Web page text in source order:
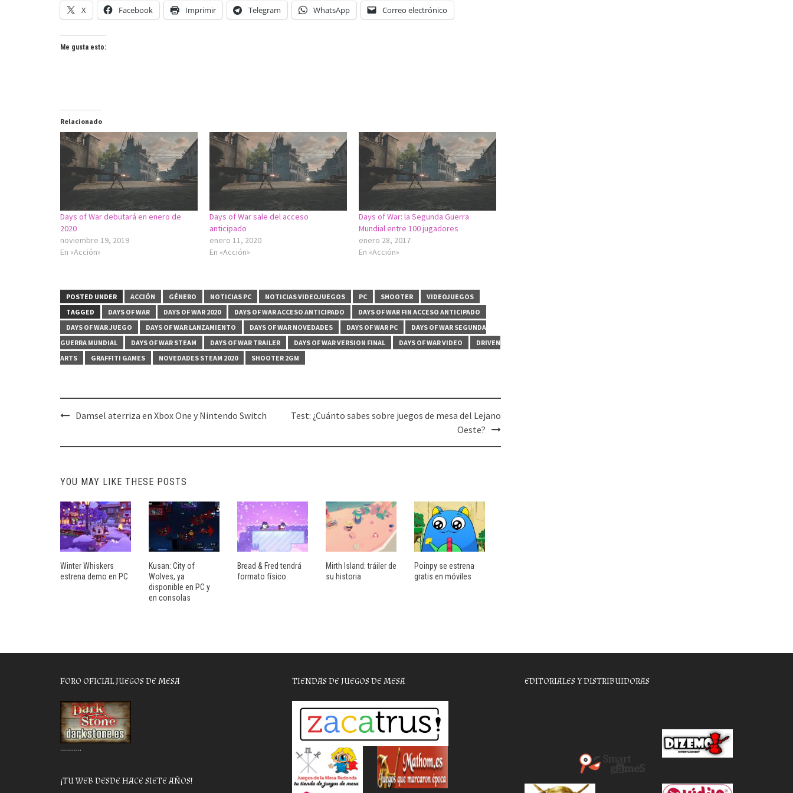
X Facebook Imprimir Telegram WhatsApp Correo electrónico
Me gusta esto:
Relacionado
Days of War debutará en enero de
2020
noviembre 19, 2019
En «Acción»
Days of War sale del acceso
anticipado
enero 11, 2020
En «Acción»
Days of War: la Segunda Guerra
Mundial entre 100 jugadores
enero 28, 2017
En «Acción»
POSTED UNDER ACCIÓN GÉNERO NOTICIAS PC NOTICIAS VIDEOJUEGOS PC SHOOTER
VIDEOJUEGOS
TAGGED
DAYS OF WAR DAYS OF WAR 2020 DAYS OF WAR ACCESO ANTICIPADO
DAYS OF WAR FIN ACCESO ANTICIPADO
DAYS OF WAR JUEGO
DAYS OF WAR LANZAMIENTO DAYS OF WAR NOVEDADES DAYS OF WAR PC
DAYS OF WAR SEGUNDA
GUERRA MUNDIAL
DAYS OF WAR STEAM DAYS OF WAR TRAILER DAYS OF WAR VERSION FINAL DAYS OF WAR VIDEO
DRIVEN
ARTS
GRAFFITI GAMES NOVEDADES STEAM 2020 SHOOTER 2GM
PostDamsel aterriza en Xbox One y Nintendo Switch
Test: ¿Cuánto sabes sobre juegos de mesa del Lejano
Oeste?
YOU MAY LIKE THESE POSTS
Winter Whiskers
estrena demo en PC
Kusan: City of
Wolves, ya
disponible en PC y
en consolas
Bread & Fred tendrá
formato físico
Mirth Island: tráiler de
su historia
Poinpy se estrena
gratis en móviles
FORO OFICIAL JUEGOS DE MESA
………..
¡TU WEB DESDE HACE SIETE AÑOS!
TIENDAS DE JUEGOS DE MESA EDITORIALES Y DISTRIBUIDORAS